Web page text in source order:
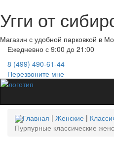
Угги от
Магазин с удобной парковкой в
Ежедневно с 9:00 до 21:00
8 (499) 490-61-44
Перезвоните мне
Главная | Женские |
Пурпурные классические